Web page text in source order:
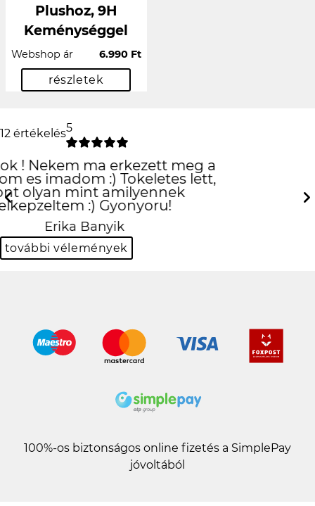
Plushoz, 9H
Keménységgel
Webshop ár 6.990 Ft
részletek
12 értékelés5
Csak is az iPhone!
:D
Hanna Fehér
Previous Next
további vélemények